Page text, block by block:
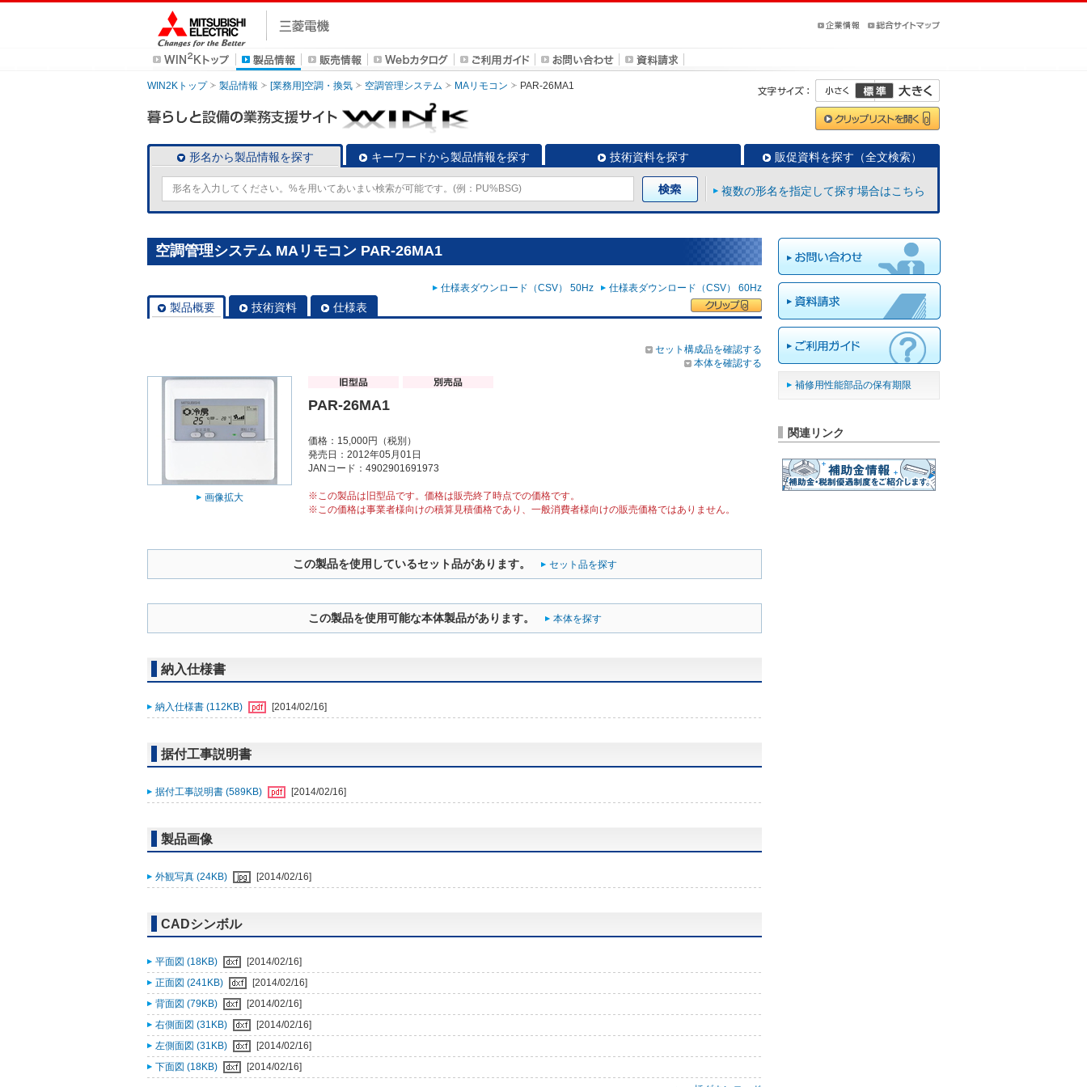
WIN2Kトップ 製品情報 [業務用]空調・換気 空調管理システム MAリモコン PAR-26MA1
形名から製品情報を探す キーワードから製品情報を探す 技術資料を探す 販促資料を探す（全文検索）
複数の形名を指定して探す場合はこちら
空調管理システム MAリモコン PAR-26MA1
仕様表ダウンロード（CSV） 50Hz 仕様表ダウンロード（CSV） 60Hz
製品概要 技術資料 仕様表
セット構成品を確認する
本体を確認する
画像拡大
PAR-26MA1
価格：15,000円（税別）
発売日：2012年05月01日
JANコード：4902901691973
※この製品は旧型品です。価格は販売終了時点での価格です。
※この価格は事業者様向けの積算見積価格であり、一般消費者様向けの販売価格ではありません。
この製品を使用しているセット品があります。 セット品を探す
この製品を使用可能な本体製品があります。 本体を探す
納入仕様書
納入仕様書 (112KB) [2014/02/16]
据付工事説明書
据付工事説明書 (589KB) [2014/02/16]
製品画像
外観写真 (24KB) [2014/02/16]
CADシンボル
平面図 (18KB)
[2014/02/16]
正面図 (241KB)
[2014/02/16]
背面図 (79KB)
[2014/02/16]
右側面図 (31KB)
[2014/02/16]
左側面図 (31KB)
[2014/02/16]
下面図 (18KB)
[2014/02/16]
補修用性能部品の保有期限
関連リンク